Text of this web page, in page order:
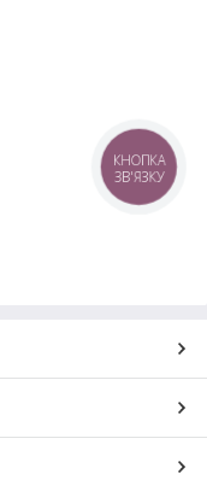
КНОПКА
ЗВ'ЯЗКУ